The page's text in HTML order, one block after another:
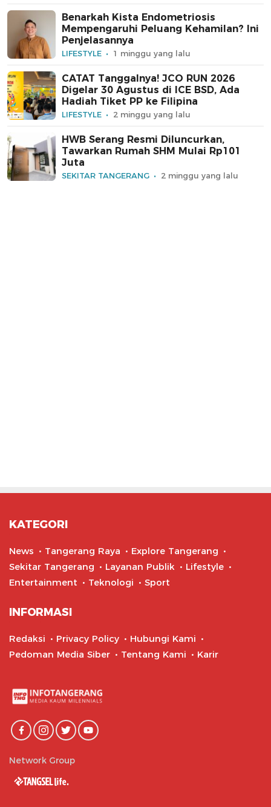
Benarkah Kista Endometriosis
Mempengaruhi Peluang Kehamilan? Ini
Penjelasannya
LIFESTYLE 1 minggu yang lalu
CATAT Tanggalnya! JCO RUN 2026
Digelar 30 Agustus di ICE BSD, Ada
Hadiah Tiket PP ke Filipina
LIFESTYLE 2 minggu yang lalu
HWB Serang Resmi Diluncurkan,
Tawarkan Rumah SHM Mulai Rp101
Juta
SEKITAR TANGERANG 2 minggu yang lalu
KATEGORI
News Tangerang Raya
Explore Tangerang
Sekitar Tangerang
Layanan Publik
Lifestyle
Entertainment
Teknologi Sport
INFORMASI
Redaksi Privacy Policy
Hubungi Kami
Pedoman Media Siber
Tentang Kami Karir
Network Group